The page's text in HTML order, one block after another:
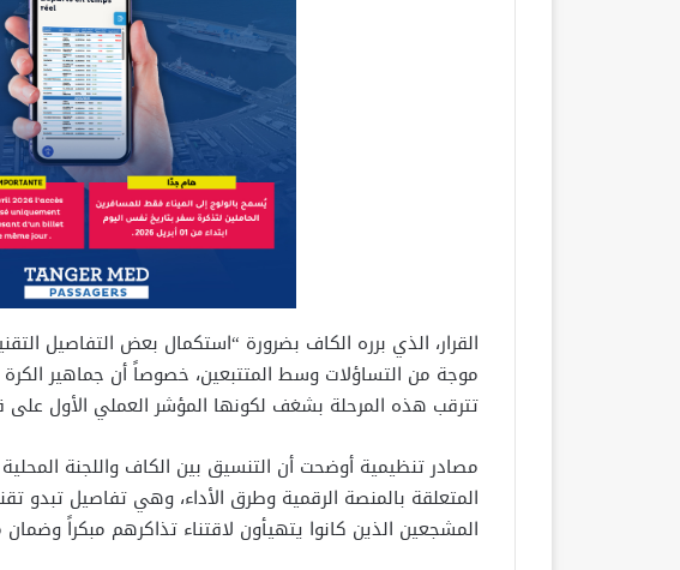
القرار، الذي برره الكاف بضرورة “استكمال بعض التفاصيل
موجة من التساؤلات وسط المتتبعين، خصوصاً أن جماهير
تترقب هذه المرحلة بشغف لكونها المؤشر العملي الأول على
مصادر تنظيمية أوضحت أن التنسيق بين الكاف واللجنة
المتعلقة بالمنصة الرقمية وطرق الأداء، وهي تفاصيل تبدو
المشجعين الذين كانوا يتهيأون لاقتناء تذاكرهم مبكراً